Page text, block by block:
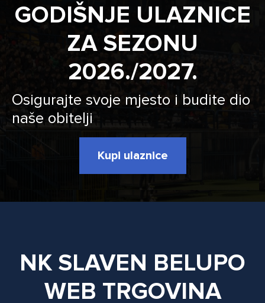
GODIŠNJE ULAZNICE
ZA SEZONU
2026./2027.
Osigurajte svoje mjesto i budite dio
naše obitelji
Kupi ulaznice
NK SLAVEN BELUPO
WEB TRGOVINA